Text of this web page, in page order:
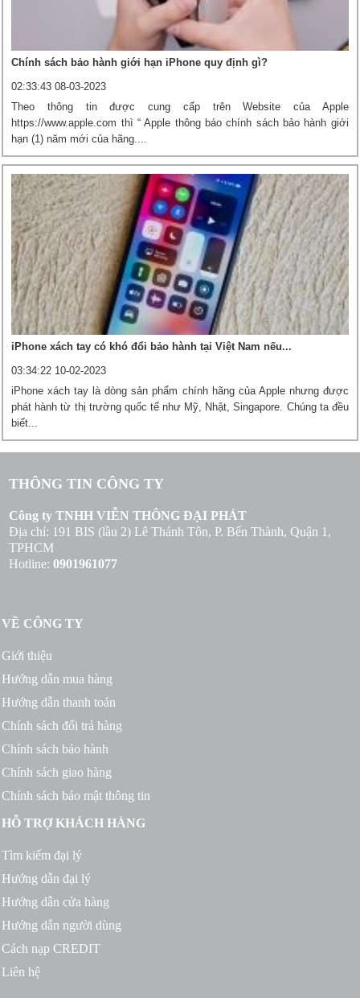
Chính sách bảo hành giới hạn iPhone quy định gì?
02:33:43 08-03-2023
Theo thông tin được cung cấp trên Website của Apple
https://www.apple.com thì “ Apple thông báo chính sách bảo hành giới
hạn (1) năm mới của hãng....
iPhone xách tay có khó đổi bảo hành tại Việt Nam nếu...
03:34:22 10-02-2023
iPhone xách tay là dòng sản phẩm chính hãng của Apple nhưng được
phát hành từ thị trường quốc tế như Mỹ, Nhật, Singapore. Chúng ta đều
biết...
THÔNG TIN CÔNG TY
Công ty TNHH VIỄN THÔNG ĐẠI PHÁT
Địa chỉ: 191 BIS (lầu 2) Lê Thánh Tôn, P. Bến Thành, Quận 1,
TPHCM
Hotline:0901961077
VỀ CÔNG TY
Giới thiệu
Hướng dẫn mua hàng
Hướng dẫn thanh toán
Chính sách đổi trả hàng
Chính sách bảo hành
Chính sách giao hàng
Chính sách bảo mật thông tin
HỖ TRỢ KHÁCH HÀNG
Tìm kiếm đại lý
Hướng dẫn đại lý
Hướng dẫn cửa hàng
Hướng dẫn người dùng
Cách nạp CREDIT
Liên hệ